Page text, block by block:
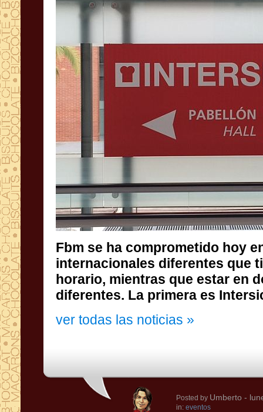
Fbm se ha comprometido hoy
internacionales diferentes que
horario, mientras que estar en
diferentes. La primera es
ver todas las noticias »
Posted by Umberto -
in: eventos